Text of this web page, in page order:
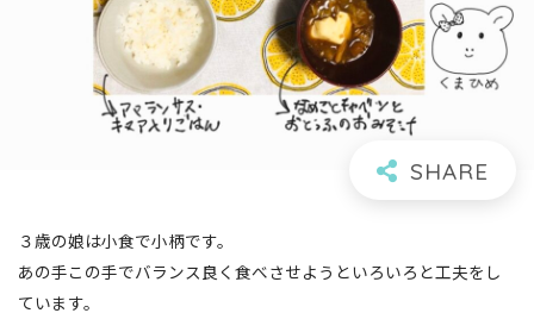
３歳の娘は小食で小柄です。
あの手この手でバランス良く食べさせようといろいろと工夫をし
ています。